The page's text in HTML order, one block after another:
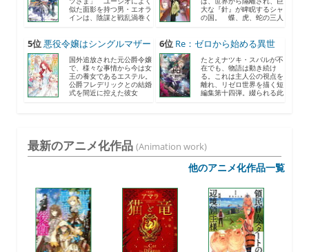
似た面影を持つ男・エオラ
インは、陰謀と戦乱渦巻く
大な『針』が睥睨するシャ
の国。 蝶、虎、蛇の三人
5位悪役令嬢はシングルマザー
に...
国外追放された元公爵令嬢
で、様々な事情から今は女
王の養女であるエステル。
公爵フレデリックとの結婚
式を間近に控えた彼女
6位 Re：ゼロから始める異世
界...
たとえナツキ・スバルが不
在でも、物語は動き続け
る。これは主人公の視点を
離れ、リゼロ世界を描く短
編集第十四弾。綴られる此
最新のアニメ化作品 (Animation work)
他のアニメ化作品一覧